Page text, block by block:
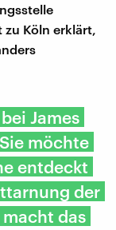
Köln erklärt,
James
möchte
entdeckt
der
das